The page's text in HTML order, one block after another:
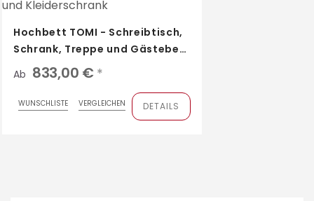
Hochbett TOMI - Schreibtisch,
Schrank, Treppe und Gästebett
mit...
Ab 833,00 € *
WUNSCHLISTE VERGLEICHEN DETAILS